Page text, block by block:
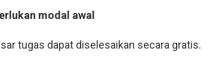
modal awal
tugas dapat diselesaikan secara gratis.